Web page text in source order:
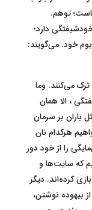
توهم.
دارد؛
خود. می‌گویند:
ترک می‌کنند. وما
، الا همان
باران بر سرمان
هرکدام نان
را از خود دور
که سایت‌ها و
کرده‌اند. دیگر
بیهوده نوشتن،